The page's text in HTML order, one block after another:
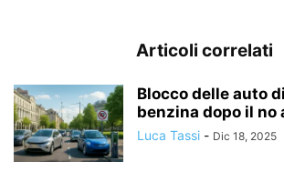
Articoli correlati
Blocco delle auto
benzina dopo il no
Luca Tassi - Dic 18, 2025